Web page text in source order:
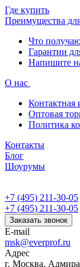
Где купить
Преимущества
Что
Гарантии
Напишите
О нас
Контактная
Оптовая
Политика
Контакты
Блог
Шоурумы
+7 (495) 211-30-05
+7 (495) 211-30-05
Заказать звонок
E-mail
msk@everprof.ru
Адрес
г. Москва,